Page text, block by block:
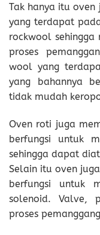
Tak hanya itu
yang terdapat
rockwool
proses
wool yang
yang bahannya
tidak mudah
Oven roti juga
berfungsi untuk
sehingga dapat
Selain itu oven
berfungsi untuk
solenoid. Valve,
proses